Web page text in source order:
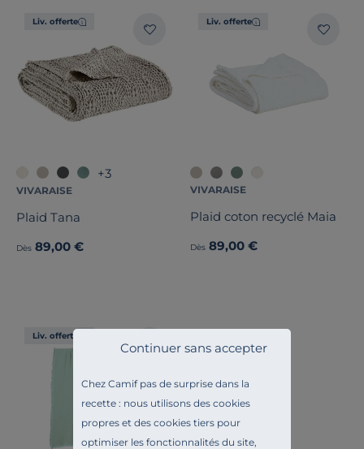
Chez Camif pas de surprise dans la
recette : nous utilisons des cookies
propres et des cookies tiers pour
optimiser les fonctionnalités du site,
Continuer sans accepter
Liv. offerte
+3
VIVARAISE
Plaid Tana
Dès 89,00 €
Liv. offerte
VIVARAISE
Plaid coton recyclé Maia
Dès 89,00 €
Liv. offerte